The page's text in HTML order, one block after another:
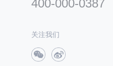
400-000-0387
关注我们